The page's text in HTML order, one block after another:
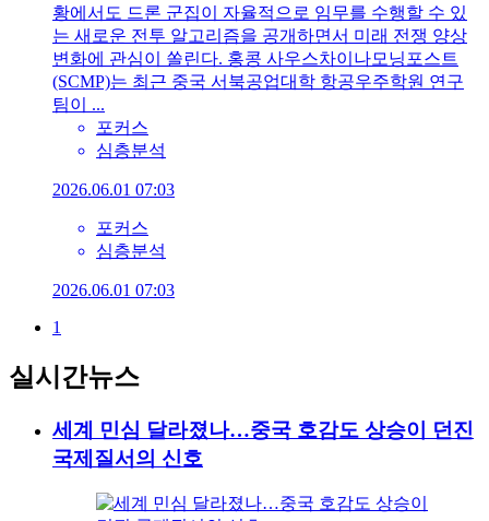
황에서도 드론 군집이 자율적으로 임무를 수행할 수 있
는 새로운 전투 알고리즘을 공개하면서 미래 전쟁 양상
변화에 관심이 쏠린다. 홍콩 사우스차이나모닝포스트
(SCMP)는 최근 중국 서북공업대학 항공우주학원 연구
팀이 ...
포커스
심층분석
2026.06.01 07:03
포커스
심층분석
2026.06.01 07:03
1
실시간뉴스
세계 민심 달라졌나…중국 호감도 상승이 던진
국제질서의 신호